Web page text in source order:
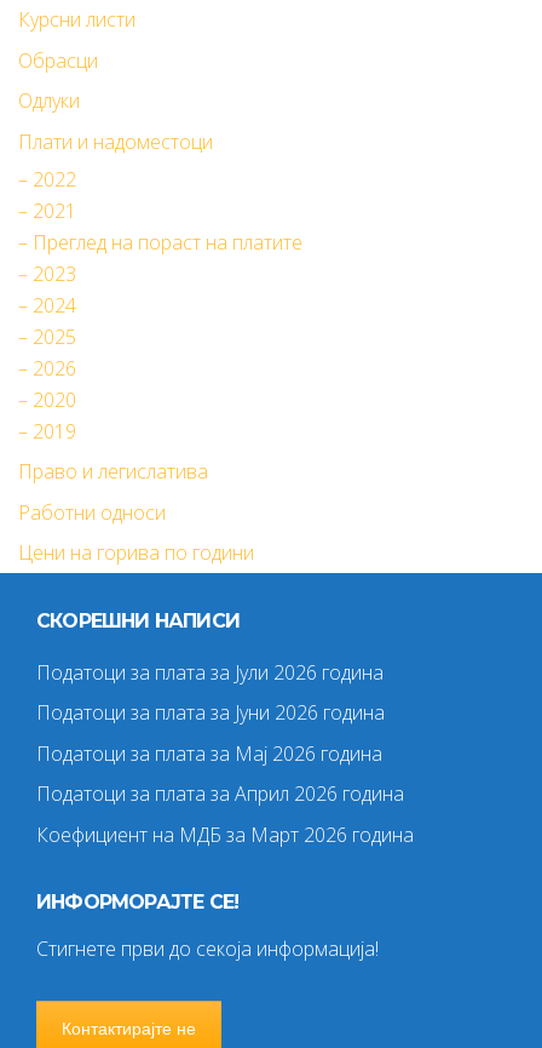
Курсни листи
Обрасци
Одлуки
Плати и надоместоци
– 2022
– 2021
– Преглед на пораст на платите
– 2023
– 2024
– 2025
– 2026
– 2020
– 2019
Право и легислатива
Работни односи
Цени на горива по години
СКОРЕШНИ НАПИСИ
Податоци за плата за Јули 2026 година
Податоци за плата за Јуни 2026 година
Податоци за плата за Мај 2026 година
Податоци за плата за Април 2026 година
Коефициент на МДБ за Март 2026 година
ИНФОРМОРАЈТЕ СЕ!
Стигнете први до секоја информација!
Контактирајте не